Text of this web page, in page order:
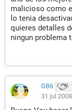
malicioso como
lo tenia
quieres detalles
ningun problema
GB6
31 jul